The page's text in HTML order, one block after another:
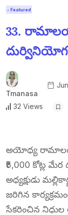
- Featured
33.
Tmanasa
32 Views
అయోధ్య రామాలయ
₹5,000 కోట్ల
అధ్యక్షుడు
జరిగిన
సేకరించిన నిధుల